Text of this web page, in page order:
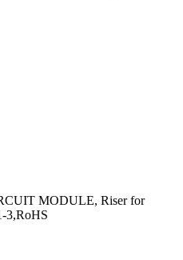
MODULE, Riser for
3,RoHS